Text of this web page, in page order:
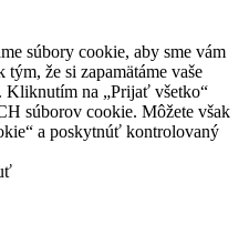
súbory cookie, aby sme vám
že si zapamätáme vaše
Kliknutím na „Prijať všetko“
súborov cookie. Môžete však
a poskytnúť kontrolovaný